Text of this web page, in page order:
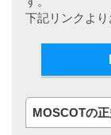
下記リンクより
MOSCOTの